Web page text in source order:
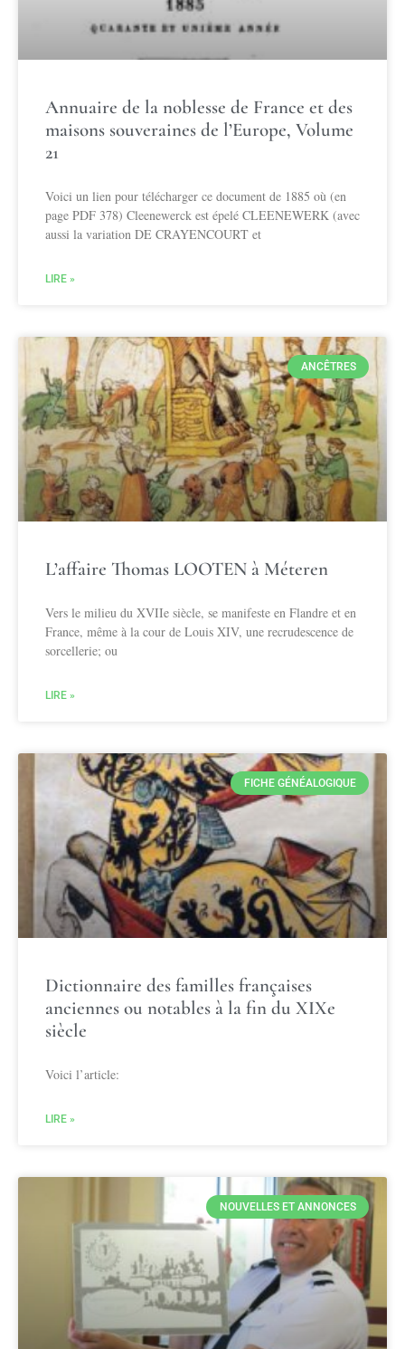
Annuaire de la noblesse de France et des
maisons souveraines de l’Europe, Volume
21
Voici un lien pour télécharger ce document de 1885 où (en
page PDF 378) Cleenewerck est épelé CLEENEWERK (avec
aussi la variation DE CRAYENCOURT et
LIRE »
ANCÊTRES
L’affaire Thomas LOOTEN à Méteren
Vers le milieu du XVIIe siècle, se manifeste en Flandre et en
France, même à la cour de Louis XIV, une recrudescence de
sorcellerie; ou
LIRE »
FICHE GÉNÉALOGIQUE
Dictionnaire des familles françaises
anciennes ou notables à la fin du XIXe
siècle
Voici l’article:
LIRE »
NOUVELLES ET ANNONCES